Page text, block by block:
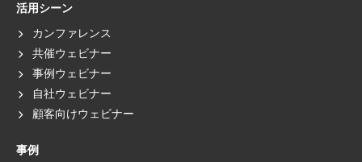
活用シーン
カンファレンス
共催ウェビナー
事例ウェビナー
自社ウェビナー
顧客向けウェビナー
事例